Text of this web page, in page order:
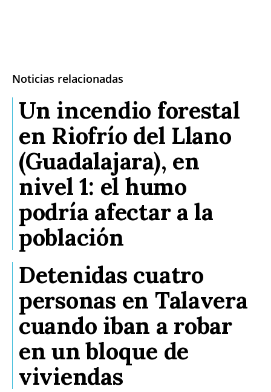
Noticias relacionadas
Un incendio forestal
en Riofrío del Llano
(Guadalajara), en
nivel 1: el humo
podría afectar a la
población
Detenidas cuatro
personas en Talavera
cuando iban a robar
en un bloque de
viviendas